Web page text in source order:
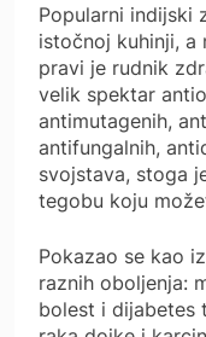
Popularni indijski
istočnoj kuhinji, a
pravi je rudnik
velik spektar
antimutagenih,
antifungalnih,
svojstava, stoga
tegobu koju
Pokazao se kao
raznih oboljenja:
bolest i dijabetes